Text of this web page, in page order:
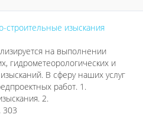
изыскания
на выполнении
гидрометеорологических и
В сферу наших услуг
работ. 1.
2.
, 303